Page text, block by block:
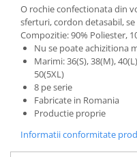
O rochie confectionata din
sferturi, cordon detasabil,
Compozitie: 90% Poliester,
Nu se poate achizitiona
Marimi: 36(S), 38(M),
50(5XL)
8 pe serie
Fabricate in Romania
Productie proprie
Informatii conformitate